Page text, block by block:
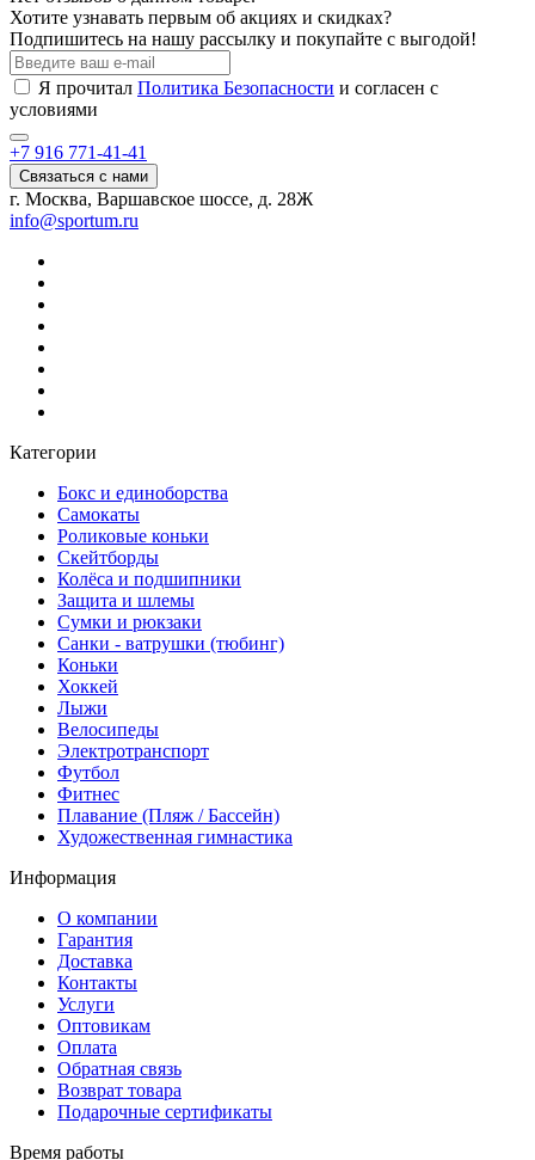
Хотите узнавать первым об акциях и скидках?
Подпишитесь на нашу рассылку и покупайте с выгодой!
Я прочитал Политика Безопасности и согласен с
условиями
+7 916 771-41-41
Связаться с нами
г. Москва, Варшавское шоссе, д. 28Ж
info@sportum.ru
Категории
Бокс и единоборства
Самокаты
Роликовые коньки
Скейтборды
Колёса и подшипники
Защита и шлемы
Сумки и рюкзаки
Санки - ватрушки (тюбинг)
Коньки
Хоккей
Лыжи
Велосипеды
Электротранспорт
Футбол
Фитнес
Плавание (Пляж / Бассейн)
Художественная гимнастика
Информация
О компании
Гарантия
Доставка
Контакты
Услуги
Оптовикам
Оплата
Обратная связь
Возврат товара
Подарочные сертификаты
Время работы